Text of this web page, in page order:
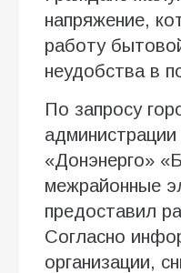
напряжение,
работу
неудобства в
По запросу
«Донэнерго»
межрайонные
предоставил
Согласно
организации,